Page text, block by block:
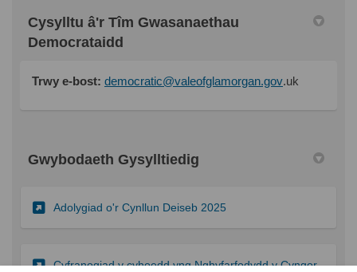
Cysylltu â'r Tîm Gwasanaethau
Democrataidd
Trwy e-bost: (Dolen allanol)
(Dolen allanol)
democratic@valeofglamorgan.gov(Dolen allanol)
.uk
Gwybodaeth Gysylltiedig
Adolygiad o'r Cynllun Deiseb 2025
Cyfranogiad y cyhoedd yng Nghyfarfodydd y Cyngor(Dolen